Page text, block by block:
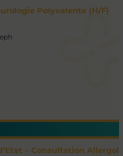
Polyvalente (H/F)
– Consultation